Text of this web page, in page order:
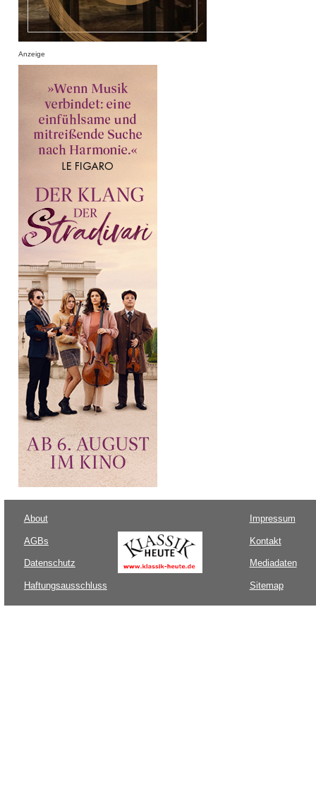
Anzeige
About
AGBs
Datenschutz
Haftungsausschluss
Impressum
Kontakt
Mediadaten
Sitemap